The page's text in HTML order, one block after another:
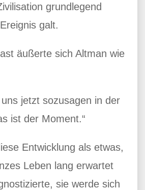
grundlegend
galt.
äußerte sich Altman wie
jetzt sozusagen in der
ist der Moment.“
Entwicklung als etwas,
Leben lang erwartet
sie werde sich